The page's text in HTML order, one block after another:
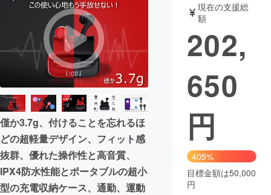
テクノロジー・ガジェット
映像・映画 書籍・雑誌
ビジネス・起業 チャレンジ
まちづくり・地域活性化
CAMPFIRE for Social Good
CAMPFIRE Creation
CAMPFIREふるさと納税machi-ya コミュニティ
僅か3.7g、付けることを忘れるほ
どの超軽量デザイン、フィット感
抜群、優れた操作性と高音質、
IPX4防水性能とポータブルの超小
型の充電収納ケース、通勤、運動
現在の支援総
額
202,
650
円
405%
目標金額は50,000
円